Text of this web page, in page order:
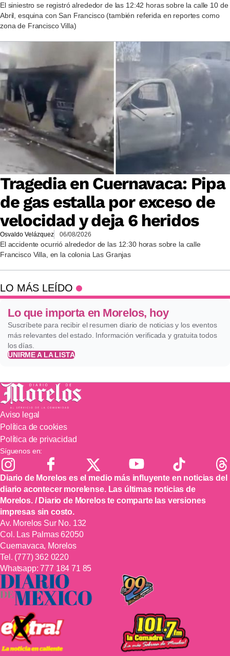
El siniestro se registró alrededor de las 12:42 horas sobre la calle 10 de
Abril, esquina con San Francisco (también referida en reportes como
zona de Francisco Villa)
Tragedia en Cuernavaca: Pipa
de gas estalla por exceso de
velocidad y deja 6 heridos
Osvaldo Velázquez 06/08/2026
El accidente ocurrió alrededor de las 12:30 horas sobre la calle
Francisco Villa, en la colonia Las Granjas
LO MÁS LEÍDO
Lo que importa en Morelos, hoy
Suscríbete para recibir el resumen diario de noticias y los eventos
más relevantes del estado. Información verificada y gratuita todos
los días.
UNIRME A LA LISTA
Aviso legal
Política de cookies
Política de privacidad
Síguenos en:
Diario de Morelos es el medio más influyente en noticias del
diario acontecer morelense. Las últimas noticias de
Morelos. / Diario de Morelos te comparte las versiones
impresas sin costo.
Av. Morelos Sur No. 132
Col. Las Palmas 62050
Cuernavaca, Morelos
Tel. (777) 362 0220
Whatsapp:777 184 71 85